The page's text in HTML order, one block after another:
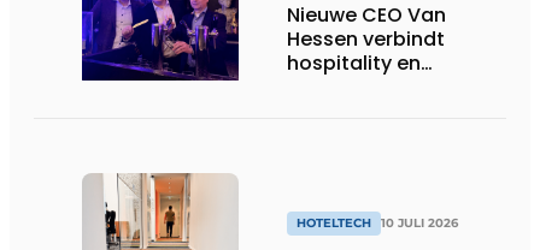
Nieuwe CEO Van
Hessen verbindt
hospitality en
HOTELTECH 10 JULI 2026